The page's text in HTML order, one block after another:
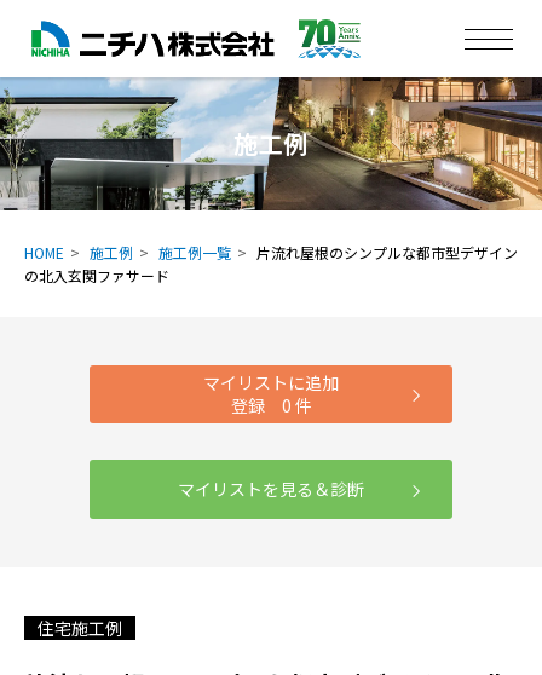
施工例
HOME 施工例 施工例一覧
片流れ屋根のシンプルな都市型デザイン
の北入玄関ファサード
マイリストに追加
登録 0 件
マイリストを見る＆診断
住宅施工例